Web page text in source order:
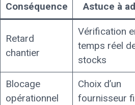
Conséquence Astuce à
Retard
chantier
Vérification
temps réel
stocks
Blocage
opérationnel
Choix d’un
fournisseur